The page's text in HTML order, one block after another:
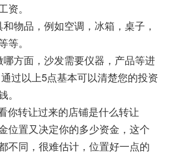
资。
物品，例如空调，冰箱，桌子，
等。
方面，沙发需要仪器，产品等进
过以上5点基本可以清楚您的投资
。
你转让过来的店铺是什么转让
位置又决定你的多少资金，这个
不同，很难估计，位置好一点的